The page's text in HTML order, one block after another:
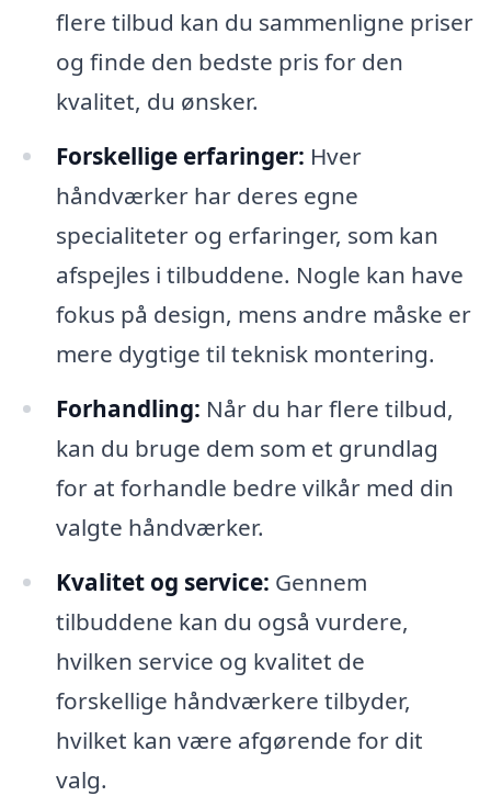
flere tilbud kan du sammenligne priser
og finde den bedste pris for den
kvalitet, du ønsker.
Forskellige erfaringer: Hver
håndværker har deres egne
specialiteter og erfaringer, som kan
afspejles i tilbuddene. Nogle kan have
fokus på design, mens andre måske er
mere dygtige til teknisk montering.
Forhandling: Når du har flere tilbud,
kan du bruge dem som et grundlag
for at forhandle bedre vilkår med din
valgte håndværker.
Kvalitet og service: Gennem
tilbuddene kan du også vurdere,
hvilken service og kvalitet de
forskellige håndværkere tilbyder,
hvilket kan være afgørende for dit
valg.